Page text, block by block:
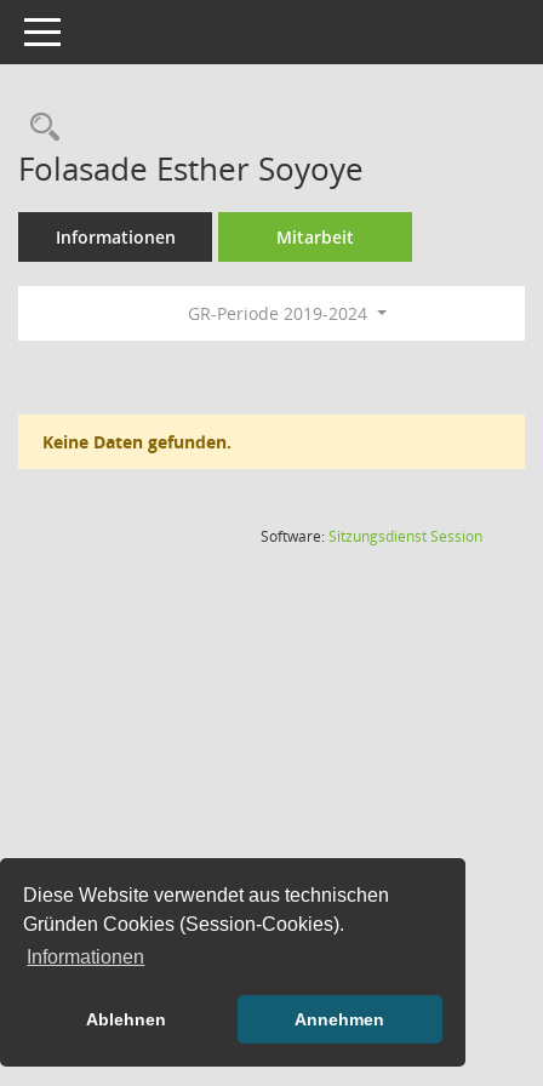
Diese Website verwendet aus technischen
Gründen Cookies (Session-Cookies).
Informationen
Ablehnen Annehmen
Toggle navigation
Rechercheauswahl
Folasade Esther Soyoye
Informationen Mitarbeit
GR-Periode 2019-2024
Keine Daten gefunden.
Software:SitzungsdienstSession(Wird in